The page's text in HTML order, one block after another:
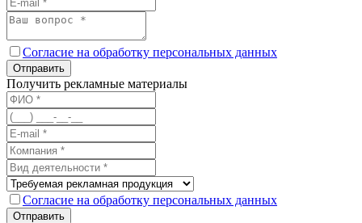
Согласие на обработку персональных данных
Отправить
Получить рекламные материалы
Согласие на обработку персональных данных
Отправить